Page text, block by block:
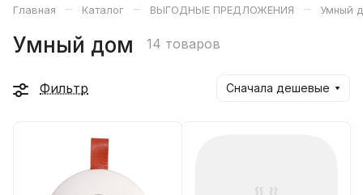
Главная – Каталог – ВЫГОДНЫЕ ПРЕДЛОЖЕНИЯ – Умный
Умный дом 14 товаров
Фильтр Сначала дешевые